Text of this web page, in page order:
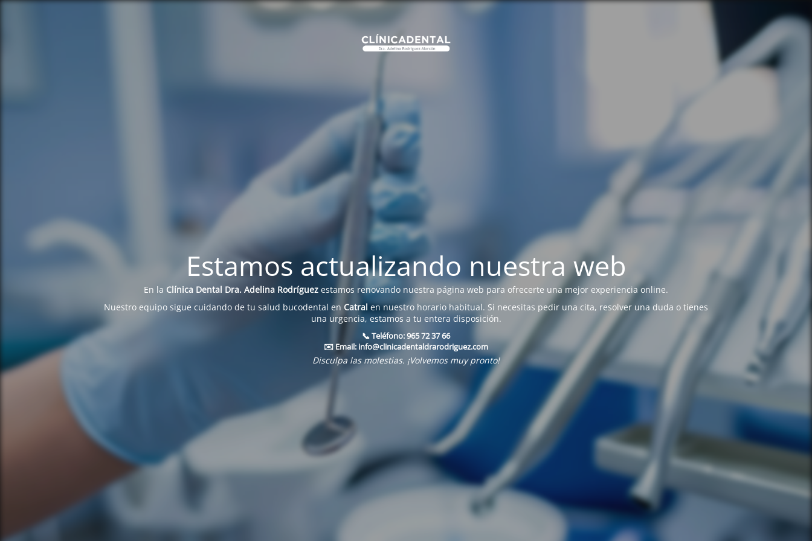
Estamos actualizando nuestra web
En la Clínica Dental Dra. Adelina Rodríguez estamos renovando nuestra página web para ofrecerte una mejor experiencia online.
Nuestro equipo sigue cuidando de tu salud bucodental en Catralen nuestro horario habitual. Si necesitas pedir una cita, resolver una duda o tienes
una urgencia, estamos a tu entera disposición.
📞 Teléfono:965 72 37 66
✉️ Email: info@clinicadentaldrarodriguez.com
Disculpa las molestias. ¡Volvemos muy pronto!